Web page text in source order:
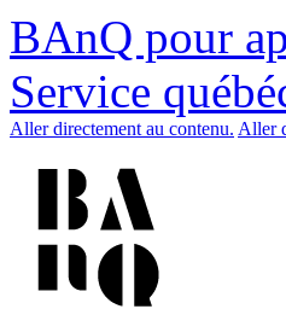
BAnQ pour
Service
Aller directement au contenu. Aller